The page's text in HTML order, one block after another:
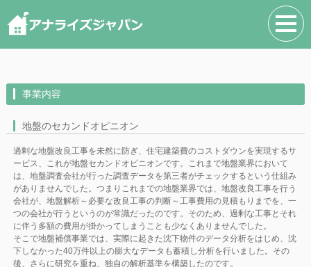
事業内容
地盤のセカンドオピニオン
過剰な地盤改良工事を未然に防ぎ、住宅建築費のコストダウンを実現するサ
ービス、これが地盤セカンドオピニオンです。これまで地盤業界において
は、地盤調査会社が行った調査データを第三者がチェックするという仕組み
がありませんでした。つまりこれまでの地盤業界では、地盤改良工事を行う
会社が、地盤解析～必要な改良工事の判断～工事費用の見積もりまでを、一
つの会社が行うというのが常識だったのです。そのため、過剰な工事とそれ
に伴う多額の費用が掛かってしまうことも少なくありませんでした。
そこで地盤補償事業では、実際に起きた沈下物件のデータ分析をはじめ、沈
下しなかった40万件以上の膨大なデータも蓄積し分析を行いました。その
後、さらに研究を重ね、独自の解析基準を構築したのです。